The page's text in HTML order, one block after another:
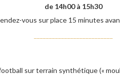
de 14h00 à 15h30
vous sur place 15 minutes
sur terrain synthétique («